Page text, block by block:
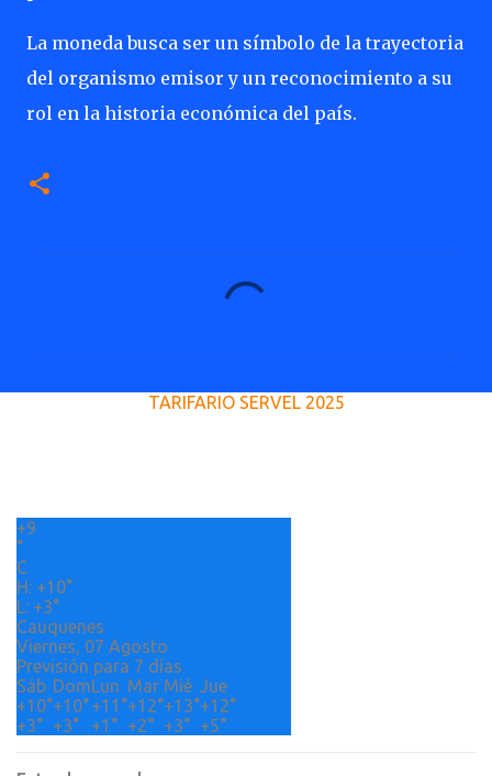
La moneda busca ser un símbolo de la trayectoria
del organismo emisor y un reconocimiento a su
rol en la historia económica del país.
s
TARIFARIO SERVEL 2025
+9
°
C
H: +10°
L: +3°
Cauquenes
Viernes, 07 Agosto
Previsión para 7 días
Sáb DomLun Mar Mié Jue
+10°+10°+11°+12°+13°+12°
+3° +3° +1° +2° +3° +5°